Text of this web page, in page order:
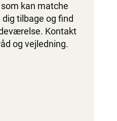
kan matche
tilbage og find
Kontakt
og vejledning.